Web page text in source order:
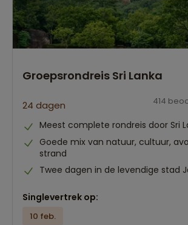
Groepsrondreis Sri Lanka
24 dagen 414
Meest complete rondreis door Sri
Goede mix van natuur, cultuur,
strand
Twee dagen in de levendige stad
Singlevertrek op:
10 feb.